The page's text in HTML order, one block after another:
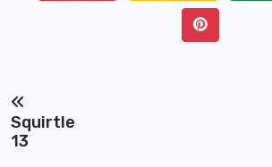
Squirtle
13